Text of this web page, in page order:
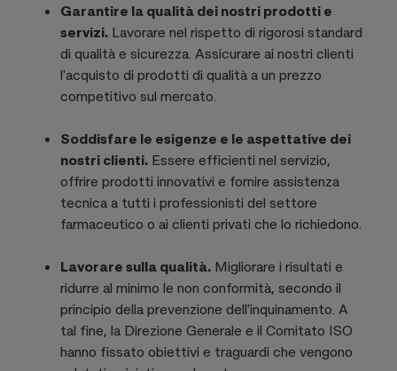
Garantire la qualità dei nostri prodotti e
servizi. Lavorare nel rispetto di rigorosi standard
di qualità e sicurezza. Assicurare ai nostri clienti
l'acquisto di prodotti di qualità a un prezzo
competitivo sul mercato.
Soddisfare le esigenze e le aspettative dei
nostri clienti. Essere efficienti nel servizio,
offrire prodotti innovativi e fornire assistenza
tecnica a tutti i professionisti del settore
farmaceutico o ai clienti privati che lo richiedono.
Lavorare sulla qualità. Migliorare i risultati e
ridurre al minimo le non conformità, secondo il
principio della prevenzione dell'inquinamento. A
tal fine, la Direzione Generale e il Comitato ISO
hanno fissato obiettivi e traguardi che vengono